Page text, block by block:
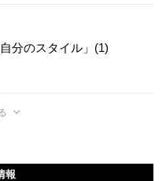
分のスタイル」(1)
報